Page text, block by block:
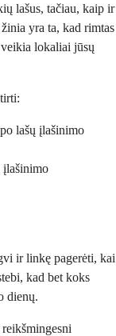
lašus, tačiau, kaip ir
yra ta, kad rimtas
lokaliai jūsų
lašų įlašinimo
įlašinimo
ir linkę pagerėti, kai
kad bet koks
dienų.